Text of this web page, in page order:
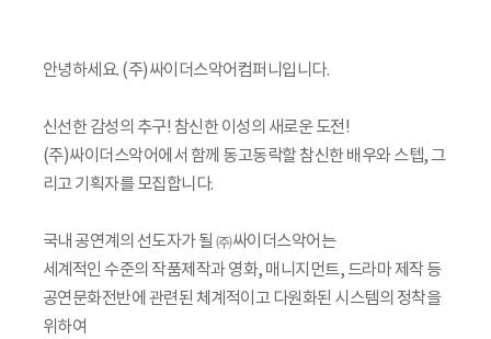
안녕하세요. (주)싸이더스악어컴퍼니입니다.
신선한 감성의 추구! 참신한 이성의 새로운 도전!
(주)싸이더스악어에서 함께 동고동락할 참신한 배우와 스텝, 그
리고 기획자를 모집합니다.
국내 공연계의 선도자가 될 ㈜싸이더스악어는
세계적인 수준의 작품제작과 영화, 매니지먼트, 드라마 제작 등
공연문화전반에 관련된 체계적이고 다원화된 시스템의 정착을
위하여